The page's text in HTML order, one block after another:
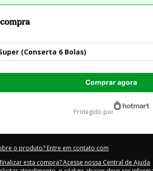
(Conserta 6 Bolas)
Comprar agora
protegido por
o produto? Entre em contato com
esta compra? Acesse nossa Central de Ajuda